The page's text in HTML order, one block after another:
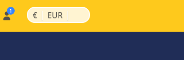
€ | EUR |